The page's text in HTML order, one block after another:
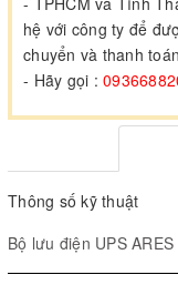
hệ với công ty để
chuyển và thanh
- Hãy gọi :
Thông số kỹ thuật
Bộ lưu điện UPS